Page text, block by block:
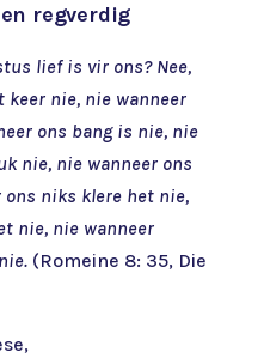
regverdig
lief is vir ons? Nee,
nie, nie wanneer
ons bang is nie, nie
nie, nie wanneer ons
ons niks klere het nie,
nie, nie wanneer
(Romeine 8: 35, Die